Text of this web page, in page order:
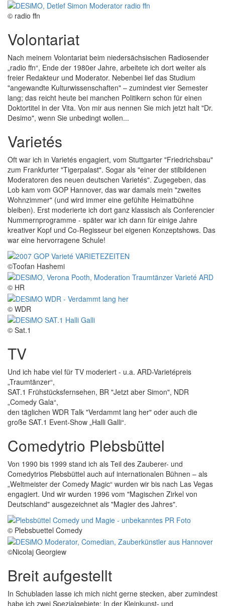
© radio ffn
Volontariat
Nach meinem Volontariat beim niedersächsischen Radiosender
„radio ffn“, Ende der 1980er Jahre, arbeitete ich dort weiter als
freier Redakteur und Moderator. Nebenbei lief das Studium
"angewandte Kulturwissenschaften" – zumindest vier Semester
lang; das reicht heute bei manchen Politikern schon für einen
Doktortitel in der Vita. Von mir aus nennen Sie mich jetzt halt "Dr.
Desimo", wenn Sie unbedingt wollen...
Varietés
Oft war ich in Varietés engagiert, vom Stuttgarter "Friedrichsbau"
zum Frankfurter "Tigerpalast". Sogar als "einer der stilbildenen
Moderatoren des neuen deutschen Varietés". Zugegeben, das
Lob kam vom GOP Hannover, das war damals mein "zweites
Wohnzimmer" (und wird immer eine gefühlte Heimatbühne
bleiben). Erst moderierte ich dort ganz klassisch als Conferencier
Nummernprogramme - später war ich dann für einige Jahre
kreativer Kopf und Co-Regisseur bei eigenen Konzeptshows. Das
war eine hervorragene Schule!
©Toofan Hashemi
© HR
© WDR
© Sat.1
TV
Und ich habe viel für TV moderiert - u.a. ARD-Varietépreis
„Traumtänzer“,
SAT.1 Frühstücksfernsehen, BR "Jetzt aber Simon", NDR
„Comedy Gala“,
den täglichen WDR Talk "Verdammt lang her" oder auch die
große SAT.1 Event-Show „Halli Galli“.
Comedytrio Plebsbüttel
Von 1990 bis 1999 stand ich als Teil des Zauberer- und
Comedytrios Plebsbüttel auch auf internationalen Bühnen – als
„Weltmeister der Comedy Magic“ wurden wir bis nach Las Vegas
engagiert. Und wir wurden 1996 vom "Magischen Zirkel von
Deutschland" ausgezeichnet als "Magier des Jahres".
© Plebsbuettel Comedy
©Nicolaj Georgiew
Breit aufgestellt
In Schubladen lasse ich mich nicht gerne stecken, aber zumindest
habe ich zwei Spezialgebiete: In der Kleinkunst- und